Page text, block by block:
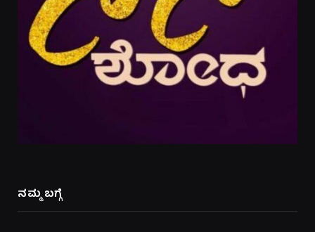
ನಮ್ಮ ಬಗ್ಗೆ